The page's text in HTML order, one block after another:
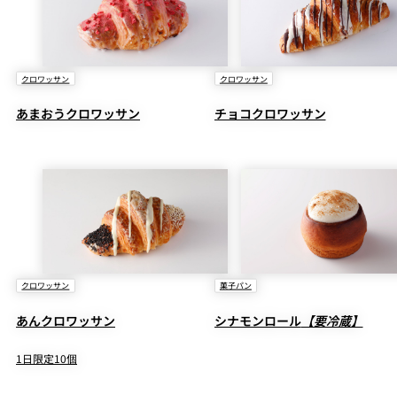
クロワッサン
あまおうクロワッサン
クロワッサン
チョコクロワッサン
クロワッサン
あんクロワッサン
1日限定10個
菓子パン
シナモンロール【要冷蔵】